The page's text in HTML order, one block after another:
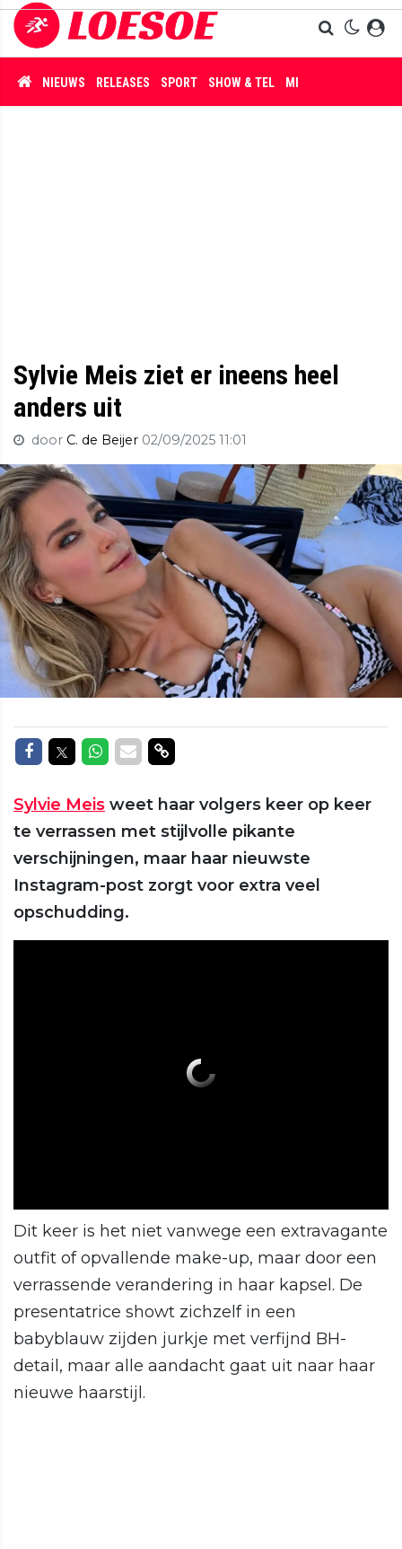
NIEUWS RELEASES SPORT SHOW & TEL MISDAAD
Sylvie Meis ziet er ineens heel
anders uit
door C. de Beijer 02/09/2025 11:01
Delen op Facebook
Delen op Twitter
Delen op Whatsapp
Delen via Mail
Delen via link
Sylvie Meis weet haar volgers keer op keer
te verrassen met stijlvolle pikante
verschijningen, maar haar nieuwste
Instagram-post zorgt voor extra veel
opschudding.
Dit keer is het niet vanwege een extravagante
outfit of opvallende make-up, maar door een
verrassende verandering in haar kapsel. De
presentatrice showt zichzelf in een
babyblauw zijden jurkje met verfijnd BH-
detail, maar alle aandacht gaat uit naar haar
nieuwe haarstijl.